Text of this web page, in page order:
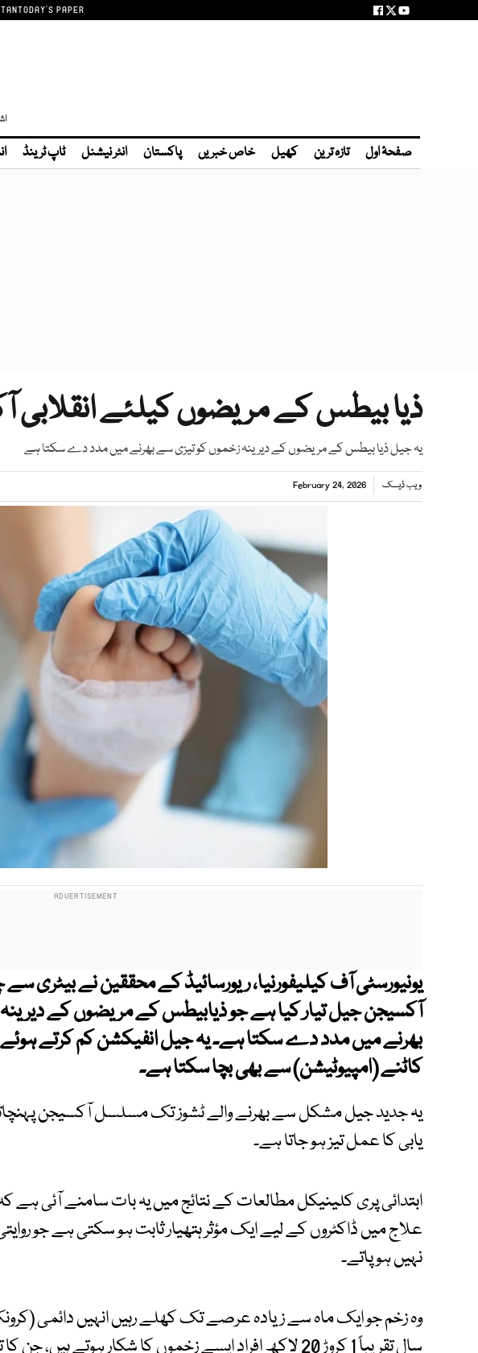
TODAY'S PAPER
صفحۂ اول تازہ ترین کھیل خاص خبریں پاکستان انٹر نیشنل ٹاپ ٹرینڈ
ذیا بیطس کے مریضوں کیلئے انقلابی
یہ جیل ذیا بیطس کے مریضوں کے دیرینہ زخموں کو تیزی سے بھرنے میں مدد دے سکتا ہے
ویب ڈیسک February 24, 2026
یونیورسٹی آف کیلیفورنیا، ریورسائیڈ کے محققین نے بیٹری سے
آکسیجن جیل تیار کیا ہے جو ذیابیطس کے مریضوں کے
بھرنے میں مدد دے سکتا ہے۔ یہ جیل انفیکشن کم کرتے ہوئے
کاٹنے (امپیوٹیشن) سے بھی بچا سکتا ہے۔
یہ جدید جیل مشکل سے بھرنے والے ٹشوز تک مسلسل آکسیجن
یابی کا عمل تیز ہو جاتا ہے۔
ابتدائی پری کلینیکل مطالعات کے نتائج میں یہ بات سامنے آئی ہے
علاج میں ڈاکٹروں کے لیے ایک مؤثر ہتھیار ثابت ہو سکتی ہے جو
نہیں ہو پاتے۔
وہ زخم جو ایک ماہ سے زیادہ عرصے تک کھلے رہیں انہیں دائمی
سال تقریباً 1 کروڑ 20 لاکھ افراد ایسے زخموں کا شکار ہوتے ہیں،